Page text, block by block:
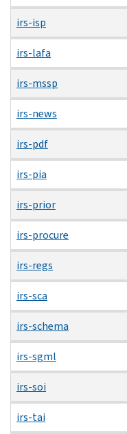
irs-isp
irs-lafa
irs-mssp
irs-news
irs-pdf
irs-pia
irs-prior
irs-procure
irs-regs
irs-sca
irs-schema
irs-sgml
irs-soi
irs-tai